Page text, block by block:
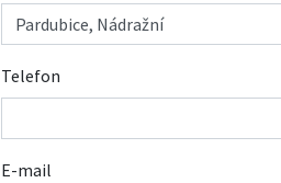
Telefon
E-mail